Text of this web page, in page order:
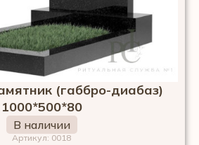
(габбро-диабаз)
1000*500*80
В наличии
Артикул: 0018